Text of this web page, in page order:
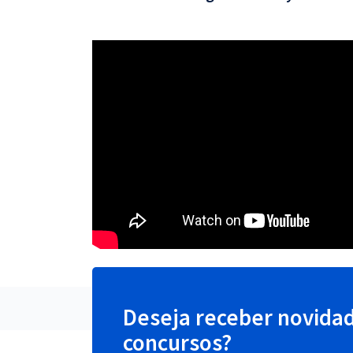
Deseja receber
concursos?